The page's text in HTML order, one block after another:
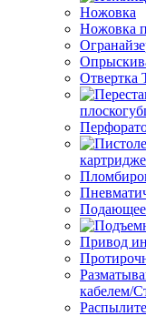
Ножовка
Ножовка
Отвертка
Подающее
Привод
кабелем/